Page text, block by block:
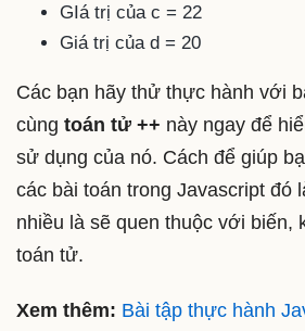
GIá trị của c = 22
Giá trị của d = 20
Các bạn hãy thử thực hành với
cùng toán tử ++ này ngay để
sử dụng của nó. Cách để giúp
các bài toán trong Javascript đó
nhiều là sẽ quen thuộc với biến,
toán tử.
Xem thêm: Bài tập thực hành